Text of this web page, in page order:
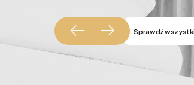
Sprawdź